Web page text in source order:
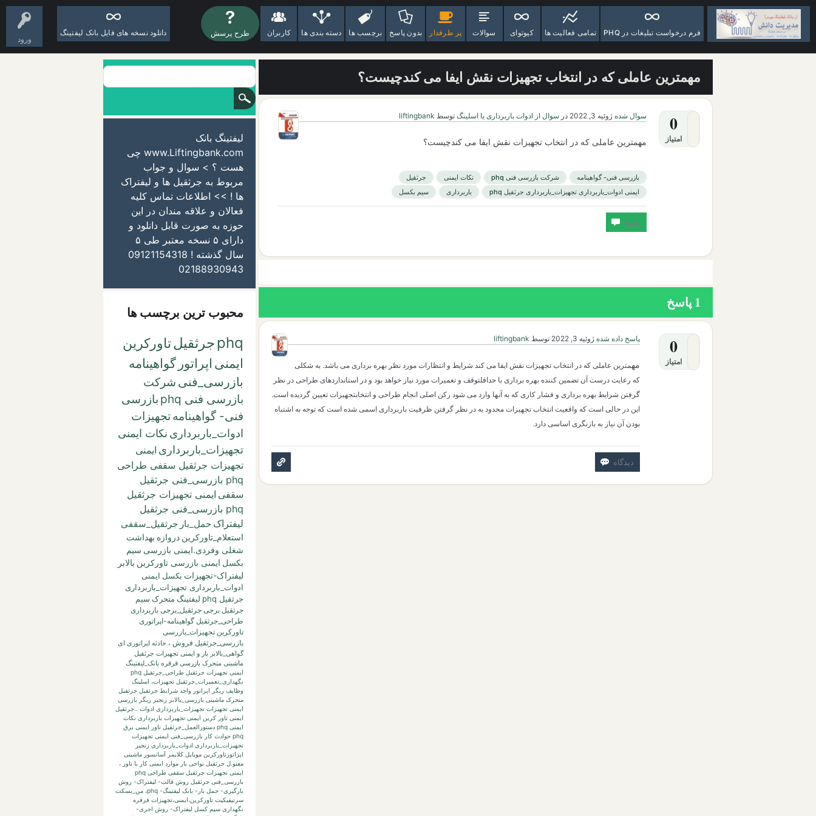
ورود
فرم درخواست تبلیغات در PHQ تمامی فعالیت ها کیوتوای سوالات پر طرفدار بدون پاسخ برچسب ها دسته بندی ها کاربران طرح پرسش دانلود نسخه های فایل بانک لیفتینگ
مهمترین عاملی که در انتخاب تجهیزات نقش ایفا می کندچیست؟
0
امتیاز
سوال شده ژوئیه 3, 2022 در سوال از ادوات باربرداری یا اسلینگ توسط liftingbank
مهمترین عاملی که در انتخاب تجهیزات نقش ایفا می کندچیست؟
بازرسی فنی- گواهینامه شرکت بازرسی فنی phq نکات ایمنی
جرثقیل
ایمنی ادوات_باربرداری تجهیزات_باربرداری جرثقیل phq
باربرداری سیم بکسل
1پاسخ
0
امتیاز
پاسخ داده شده ژوئیه 3, 2022 توسط liftingbank
مهمترین عاملی که در انتخاب تجهیزات نقش ایفا می کند شرایط و انتظارات مورد نظر بهره برداری می باشد. به شکلی
که رعایت درست آن تضمین کننده بهره برداری با حداقلتوقف و تعمیرات مورد نیاز خواهد بود و در استانداردهای طراحی در نظر
گرفتن شرایط بهره برداری و فشار کاری که به آنها وارد می شود رکن اصلی انجام طراحی و انتخابتجهیزات تعیین گردیده است.
این در حالی است که واقعیت انتخاب تجهیزات محدود به در نظر گرفتن ظرفیت باربرداری اسمی شده است که توجه به اشتباه
بودن آن نیاز به بازنگری اساسی دارد.
لیفتینگ بانک
www.Liftingbank.com چی
هست ؟ > سوال و جواب
مربوط به جرثقیل ها و لیفتراک
ها ! >> اطلاعات تماس کلیه
فعالان و علاقه مندان در این
حوزه به صورت قابل دانلود و
دارای ۵ نسخه معتبر طی ۵
سال گذشته ! 09121154318
02188930943
محبوب ترین برچسب ها
phqجرثقیلتاورکرین
ایمنی اپراتور گواهینامه
بازرسی_فنی شرکت
بازرسی فنی phq
بازرسی
فنی- گواهینامهتجهیزات
ادوات_باربرداری نکات ایمنی
تجهیزات_باربرداری ایمنی
تجهیزات جرثقیل سقفی طراحی
phq بازرسی_فنی جرثقیل
سقفی ایمنی تجهیزات جرثقیل
phq بازرسی_فنی جرثقیل
لیفتراک حمل_بار جرثقیل_سقفی
استعلام_تاورکرین دروازه بهداشت
شغلی وفردی.ایمنی بازرسی سیم
بکسل ایمنی بازرسی تاورکرین بالابر
لیفتراک-تجهیزات بکسل ایمنی
ادوات_باربرداری تجهیزات_باربرداری
جرثقیل phq
لیفتینگ متحرک سیم
جرثقیل برجی جرثقیل_برجی باربرداری
طراحی_جرثقیل گواهینامه-اپراتوری
تاورکرین تجهیزات_بازرسی
بازرسی_جرثقیل فروش ، حادثه اپراتوری ای
گواهی_بالابر بار و ایمنی تجهیزات جرثقیل
ماشینی متحرک بازرسی قرقره بانک_لیفتینگ
ایمنی تجهیزات جرثقیل طراحی_جرثقیل phq
نگهداری_تعمیرات_جرثقیل تجهیزات، اسلینگ
وظایف ریگر اپراتور واجد شرایط جرثقیل جرثقیل
متحرک ماشینی بازرسی_بالابر زنجیر ریگر بازرسی
ایمنی تجهیزات تجهیزات_باربرداری ادوات ..جرثقیل
ایمنی تاور کرین ایمنی تجهیزات باربرداری نکات
ایمنی phq
دستورالعمل_جرثقیل تاور ایمنی برق
phq حوادث کار بازرسی_فنی
ایمنی تجهیزات
تجهیزات_باربرداری ادوات_باربرداری زنجیر
اپراتورتاورکرین موبایل کلایمر آسانسور ماشینی
مفتو.ل جرثقیل نواحی بار موارد ایمنی کار با تاور ،
ایمنی تجهیزات جرثقیل سقفی طراحی phq
بازرسی_فنی جرثقیل روش قالب- لیفتراک- روش
بارگیری- حمل بار- بانک لیفتینگ- phq، من_بسکت
سرتیفیکیت تاورکرین،ایمنی،تجهیزات قرقره
نگهداری سیم کسل لیفتراک- روش اجری-